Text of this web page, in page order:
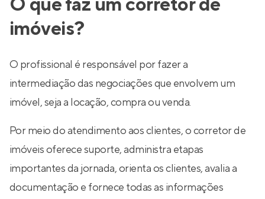
O que faz um corretor de
imóveis?
O profissional é responsável por fazer a
intermediação das negociações que envolvem um
imóvel, seja a locação, compra ou venda.
Por meio do atendimento aos clientes, o corretor de
imóveis oferece suporte, administra etapas
importantes da jornada, orienta os clientes, avalia a
documentação e fornece todas as informações